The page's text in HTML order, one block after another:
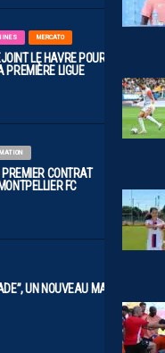
MERCATO
LE HAVRE POUR UN
PREMIÈRE LIGUE
CONTRAT
FC
UN NOUVEAU MAILLOT